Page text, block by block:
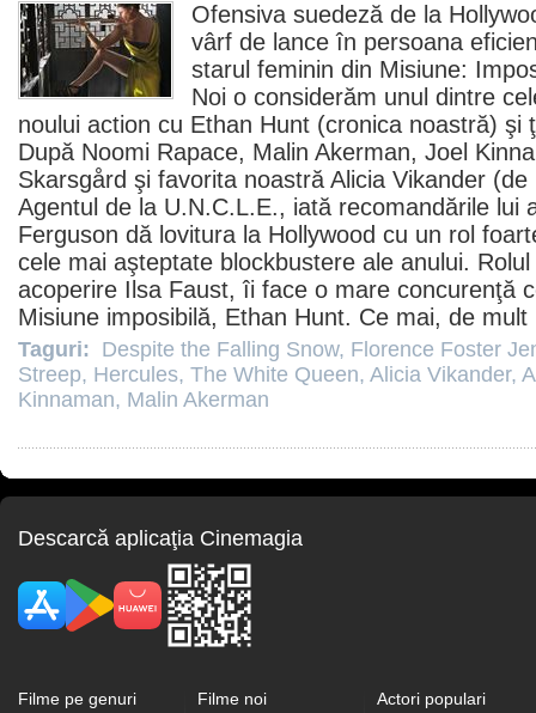
Ofensiva suedeză de la
vârf de lance în persoana
starul feminin din Misiune:
Noi o considerăm unul dintre
noului action cu Ethan Hunt (cronica noastră) şi
După Noomi Rapace, Malin Akerman, Joel
Skarsgård şi favorita noastră Alicia Vikander (de
Agentul de la U.N.C.L.E., iată recomandările lui
Ferguson dă lovitura la Hollywood cu un rol
cele mai aşteptate blockbustere ale anului.
acoperire Ilsa Faust, îi face o mare concurenţă
Misiune imposibilă, Ethan Hunt. Ce mai, de
Taguri: Despite the Falling Snow, Florence Foster
Streep, Hercules, The White Queen, Alicia Vikander,
Kinnaman, Malin Akerman
Descarcă aplicaţia Cinemagia
Filme pe genuri Filme noi Actori populari